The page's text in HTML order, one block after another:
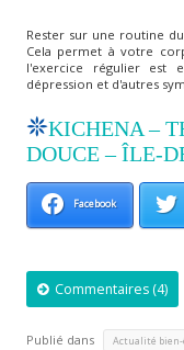
Rester sur une routine
Cela permet à votre
l'exercice régulier est
dépression et d'autres
KICHENA –
DOUCE – ÎLE-
Facebook
Commentaires (4)
Publié dans Actualité